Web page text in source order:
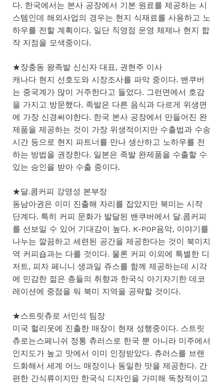
다. 한국에서는 본사 공장에서 기본 원료를 제공하는 시
스템인데 해외사업의 경우는 현지 식재료를 사용하고 노
하우를 전할 계획이다. 일단 직영점 운영 체제나 현지 합
작 지점을 모색중이다.
★장충동 왕족발 신신자 대표, 권현주 이사
캐나다 현지 선호도와 시장조사를 파악 중이다. 밴쿠버
는 중국계가 많이 거주한다고 들었다. 그런면에서 호감
을 가지고 방문했다. 족발은 다른 음식과 다르게 위생면
에 가장 신경써야한다. 한국 본사 공장에서 만들어진 완
제품을 제공하는 것이 가장 위생적이지만 수출법과 수송
시간 등으로 현지 파트너를 만나 생산하고 노하우를 전
하는 방법을 권장한다. 일본은 족발 완제품을 수출할 수
있는 승인을 받아 수출 중이다.
★달.콤커피 강영성 본부장
동남아권은 이미 진출해 자리를 잡았지만 북미는 시작
단계다. 특히 커피 문화가 발달된 밴쿠버에서 달.콤커피
를 선보일 수 있어 기대감이 높다. K-P0P음악, 이야기를
나누는 깔끔하고 세련된 공간을 제공한다는 것이 북미지
역 커피숍과는 다를 것이다. 물론 커피 이외에 특별한 디
저트, 피자 페니니 생과일 쥬스를 함께 제공하는데 시각
에 민감한 젊은 층들의 취향과 한국식 아기자기한 데코
레이션에 중점을 둬 북미 지역을 공략할 것이다.
★스트릿츄로 서민석 팀장
미국 헐리웃에 진출한 매장이 현재 성행중이다. 스트릿
츄로는스페니쉬 정통 츄러스로 한국 뿐 아니라 미주에서
인지도가 높고 맛에서 이미 인정받았다. 츄러스를 브랜
드화해서 세계 어느 매장이나 동일한 맛을 제공한다. 간
편한 간식류이지만 한국식 디자인을 가미해 독창적이고